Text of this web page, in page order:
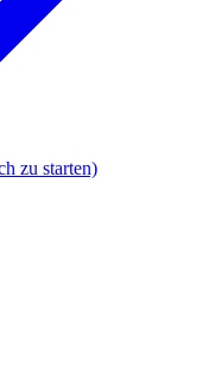
zu starten)